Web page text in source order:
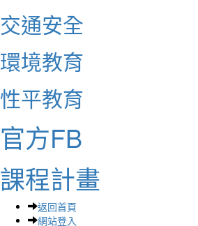
交通安全
環境教育
性平教育
官方FB
課程計畫
返回首頁
網站登入